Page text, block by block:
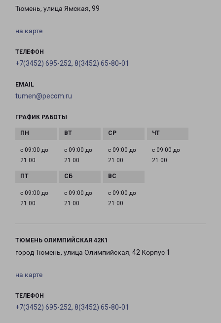
Тюмень, улица Ямская, 99
на карте
ТЕЛЕФОН
+7(3452) 695-252, 8(3452) 65-80-01
EMAIL
tumen@pecom.ru
ГРАФИК РАБОТЫ
с 09:00 до
21:00
с 09:00 до
21:00
с 09:00 до
21:00
с 09:00 до
21:00
с 09:00 до
21:00
с 09:00 до
21:00
с 09:00 до
21:00
ТЮМЕНЬ ОЛИМПИЙСКАЯ 42К1
город Тюмень, улица Олимпийская, 42 Корпус 1
на карте
ТЕЛЕФОН
+7(3452) 695-252, 8(3452) 65-80-01